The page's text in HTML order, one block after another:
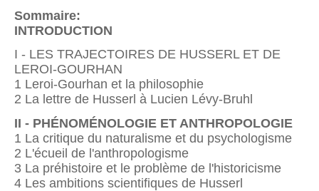
Sommaire:
INTRODUCTION
I - LES TRAJECTOIRES DE HUSSERL ET DE
LEROI-GOURHAN
1 Leroi-Gourhan et la philosophie
2 La lettre de Husserl à Lucien Lévy-Bruhl
II - PHÉNOMÉNOLOGIE ET ANTHROPOLOGIE
1 La critique du naturalisme et du psychologisme
2 L'écueil de l'anthropologisme
3 La préhistoire et le problème de l'historicisme
4 Les ambitions scientifiques de Husserl